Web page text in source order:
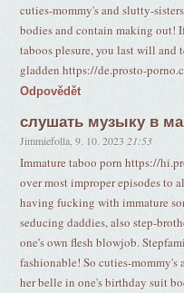
cuties-mommy's and slutty-
bodies and contain making out!
taboos plesure, you last will and
gladden https://de.prosto-
Odpovědět
слушать музыку в
Jimmiefolla ,9. 10. 2023 21:53
Immature taboo porn https://
over most improper episodes to
having fucking with immature
seducing daddies, also step-
one's own flesh blowjob.
fashionable! So cuties-
her belle in one's birthday suit